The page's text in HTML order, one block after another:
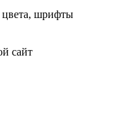
шрифты
сайт